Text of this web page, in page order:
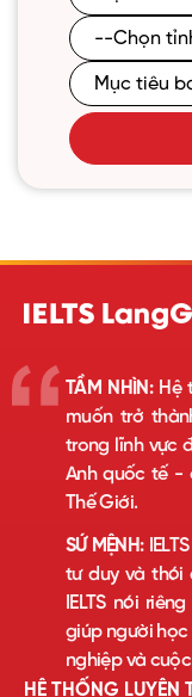
Cơ sở
Địa chỉ: Số 169
Hà Nội
TẦM NHÌN:Hệ
muốn trở
trong lĩnh vực
Anh quốc tế -
Thế Giới.
SỨ MỆNH:
tư duy và thói
IELTS nói
giúp người học
nghiệp và
HỆ THỐNG LUYỆN